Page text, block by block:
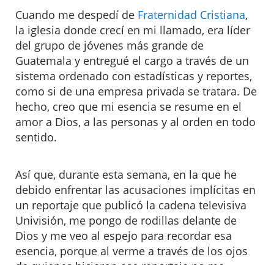
Cuando me despedí de Fraternidad Cristiana,
la iglesia donde crecí en mi llamado, era líder
del grupo de jóvenes más grande de
Guatemala y entregué el cargo a través de un
sistema ordenado con estadísticas y reportes,
como si de una empresa privada se tratara. De
hecho, creo que mi esencia se resume en el
amor a Dios, a las personas y al orden en todo
sentido.
Así que, durante esta semana, en la que he
debido enfrentar las acusaciones implícitas en
un reportaje que publicó la cadena televisiva
Univisión, me pongo de rodillas delante de
Dios y me veo al espejo para recordar esa
esencia, porque al verme a través de los ojos